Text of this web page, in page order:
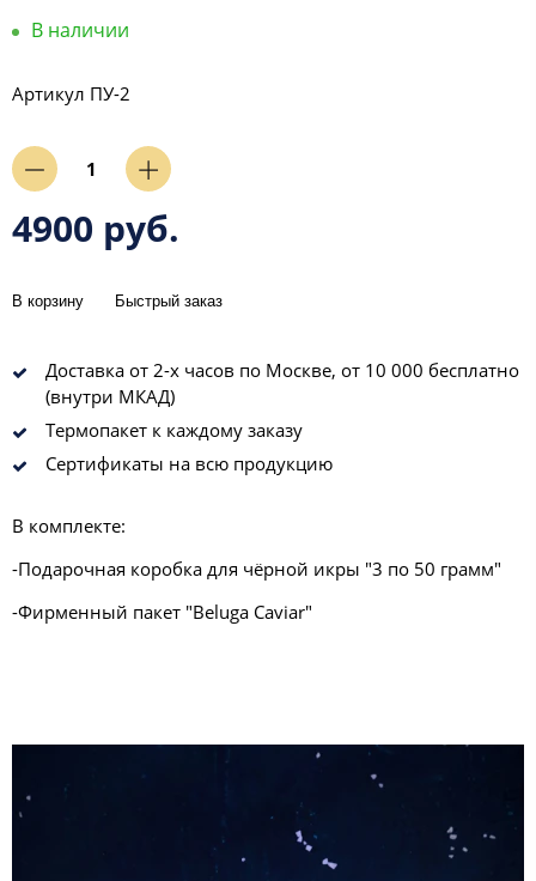
В наличии
Артикул ПУ-2
4900 руб.
В корзину Быстрый заказ
Доставка от 2-х часов по Москве, от 10 000 бесплатно
(внутри МКАД)
Термопакет к каждому заказу
Сертификаты на всю продукцию
В комплекте:
-Подарочная коробка для чёрной икры "3 по 50 грамм"
-Фирменный пакет "Beluga Caviar"